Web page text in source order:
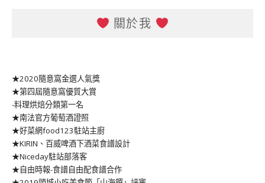
關於我
★2020隨意窩金選人氣獎
★第四屆隨意窩優質大賞
-料理烘焙分類第一名
★南法官方葡萄酒證照
★好菜網food123駐站主廚
★KIRIN、百威啤酒下酒菜食譜設計
★Niceday駐站部落客
★自由時報-食譜自由配食譜合作